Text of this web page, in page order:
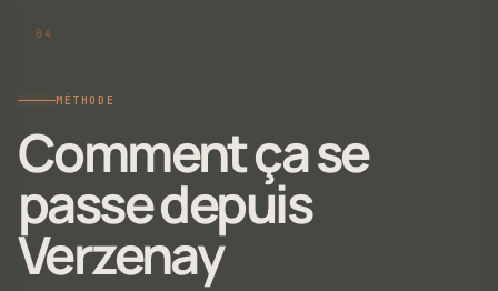
MÉTHODE
Comment ça se
passe depuis
Verzenay